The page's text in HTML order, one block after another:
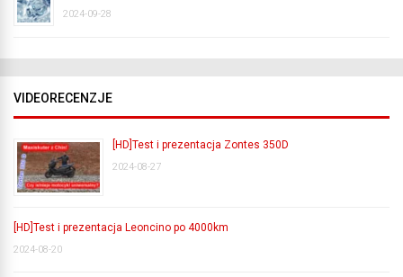
2024-09-28
VIDEORECENZJE
[HD]Test i prezentacja Zontes 350D
2024-08-27
[HD]Test i prezentacja Leoncino po 4000km
2024-08-20